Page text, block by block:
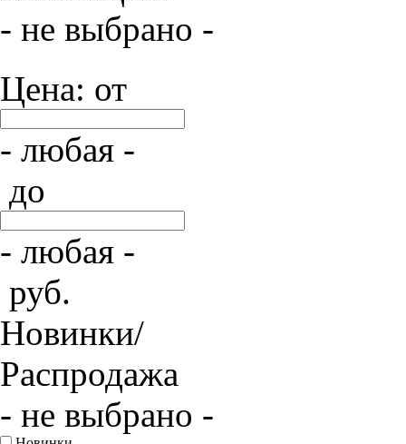
- не выбрано -
Цена: от
- любая -
до
- любая -
руб.
Новинки/
Распродажа
- не выбрано -